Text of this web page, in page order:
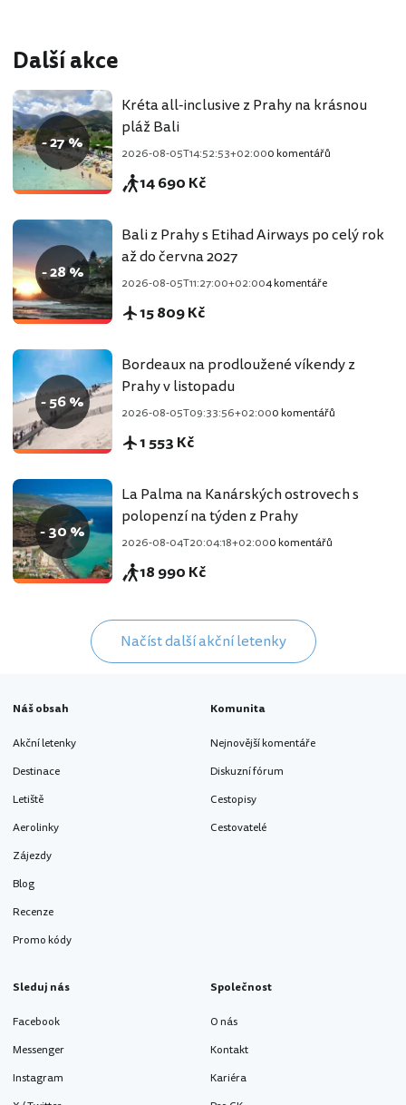
Další akce
- 27 %
Kréta all-inclusive z Prahy na krásnou
pláž Bali
2026-08-05T14:52:53+02:000 komentářů
14 690 Kč
- 28 %
Bali z Prahy s Etihad Airways po celý rok
až do června 2027
2026-08-05T11:27:00+02:004 komentáře
15 809 Kč
- 56 %
Bordeaux na prodloužené víkendy z
Prahy v listopadu
2026-08-05T09:33:56+02:000 komentářů
1 553 Kč
- 30 %
La Palma na Kanárských ostrovech s
polopenzí na týden z Prahy
2026-08-04T20:04:18+02:000 komentářů
18 990 Kč
Načíst další akční letenky
Náš obsah
Akční letenky
Destinace
Letiště
Aerolinky
Zájezdy
Blog
Recenze
Promo kódy
Komunita
Nejnovější komentáře
Diskuzní fórum
Cestopisy
Cestovatelé
Sleduj nás
Facebook
Messenger
Instagram
Společnost
O nás
Kontakt
Kariéra